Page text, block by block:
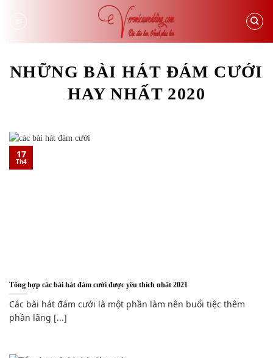
NHỮNG BÀI HÁT ĐÁM CƯỚI
HAY NHẤT 2020
Tổng hợp các bài hát đám cưới được yêu thích nhất 2021
Các bài hát đám cưới là một phần làm nên buổi tiệc thêm
phần lãng [...]
17
Th4